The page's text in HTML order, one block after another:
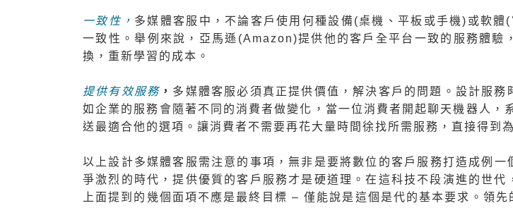
一致性， 多媒體客服中，不論客戶使用何種設備(桌機、平板或手機)或軟
一致性。舉例來說，亞馬遜(Amazon)提供他的客戶全平台一致的服務體
換，重新學習的成本。
提供有效服務 ， 多媒體客服必須真正提供價值，解決客戶的問題。設計服
如企業的服務會隨著不同的消費者做變化，當一位消費者開起聊天機器人
送最適合他的選項。讓消費者不需要再花大量時間徐找所需服務，直接得到
以上設計多媒體客服需注意的事項，無非是要將數位的客戶服務打造成例
爭激烈的時代，提供優質的客戶服務才是硬道理。在這科技不段演進的世
上面提到的幾個面項不應是最終目標 – 僅能說是這個是代的基本要求。領